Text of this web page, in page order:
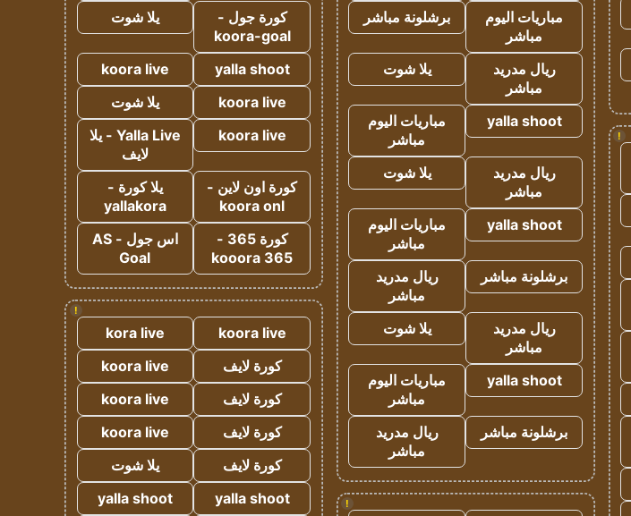
!
مباريات اليوم
مباشر
برشلونة مباشر
ريال مدريد
مباشر
يلا شوت
yalla shoot
مباريات اليوم
مباشر
ريال مدريد
مباشر
يلا شوت
yalla shoot
مباريات اليوم
مباشر
برشلونة مباشر
ريال مدريد
مباشر
ريال مدريد
مباشر
يلا شوت
yalla shoot
مباريات اليوم
مباشر
برشلونة مباشر
ريال مدريد
مباشر
!
كورة جول -
koora-goal
يلا شوت
yalla shoot
koora live
koora live
يلا شوت
koora live
Yalla Live - يلا
لايف
كورة اون لاين -
koora onl
يلا كورة -
yallakora
كورة 365 -
kooora 365
اس جول - AS
Goal
!
koora live
kora live
كورة لايف
koora live
كورة لايف
koora live
كورة لايف
koora live
كورة لايف
يلا شوت
yalla shoot
yalla shoot